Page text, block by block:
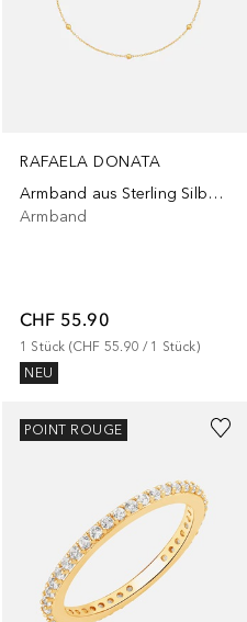
RAFAELA DONATA
Armband aus Sterling Silber in Gelbgold
Armband
CHF 55.90
1 Stück (CHF 55.90 / 1 Stück)
NEU
POINT ROUGE